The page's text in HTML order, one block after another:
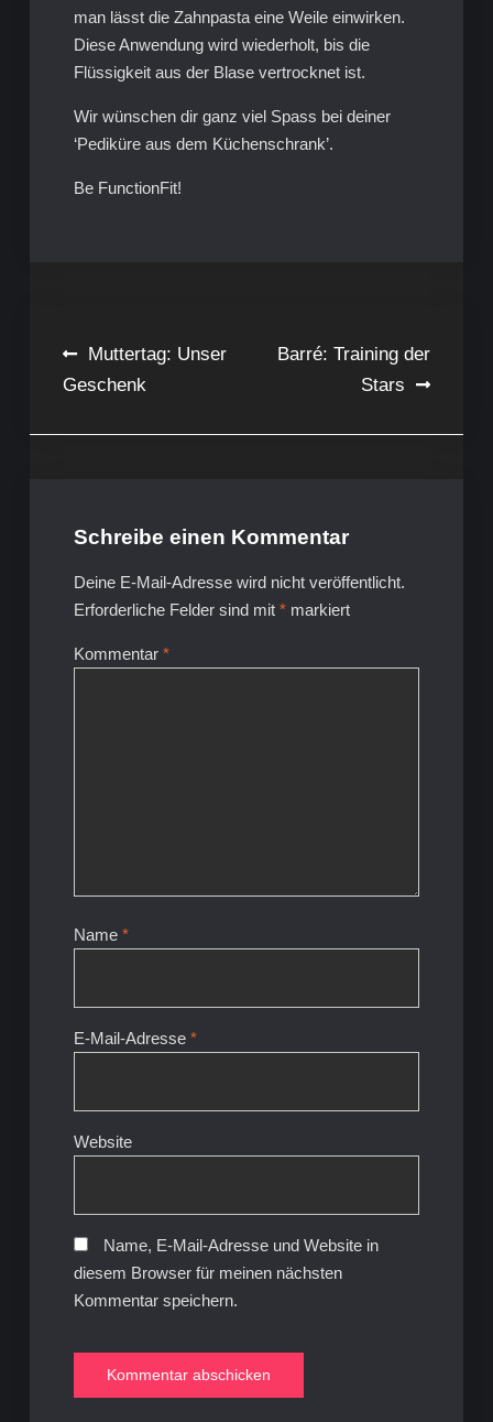
man lässt die Zahnpasta eine Weile einwirken.
Diese Anwendung wird wiederholt, bis die
Flüssigkeit aus der Blase vertrocknet ist.
Wir wünschen dir ganz viel Spass bei deiner
‘Pediküre aus dem Küchenschrank’.
Be FunctionFit!
Beitragsnavigation
Muttertag: Unser
Geschenk
Barré: Training der
Stars
Schreibe einen Kommentar
Deine E-Mail-Adresse wird nicht veröffentlicht.
Erforderliche Felder sind mit *markiert
Kommentar *
Name *
E-Mail-Adresse *
Website
Name, E-Mail-Adresse und Website in
diesem Browser für meinen nächsten
Kommentar speichern.